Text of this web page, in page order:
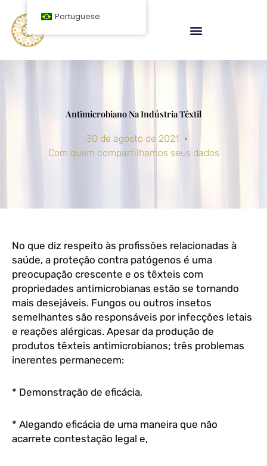
para
conteúdo
Antimicrobiano Na Indústria Têxtil
30 de agosto de 2021
Com quem compartilhamos seus dados
No que diz respeito às profissões relacionadas à
saúde, a proteção contra patógenos é uma
preocupação crescente e os têxteis com
propriedades antimicrobianas estão se tornando
mais desejáveis. Fungos ou outros insetos
semelhantes são responsáveis por infecções letais
e reações alérgicas. Apesar da produção de
produtos têxteis antimicrobianos; três problemas
inerentes permanecem:
* Demonstração de eficácia,
* Alegando eficácia de uma maneira que não
acarrete contestação legal e,
Portuguese